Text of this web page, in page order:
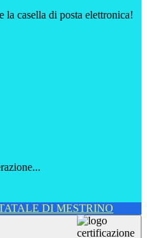
casella di posta elettronica!